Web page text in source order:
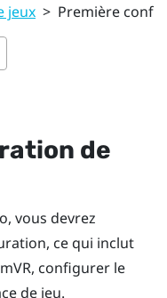
jeux > Première
de
, vous devrez
ce qui inclut
, configurer le
de jeu.